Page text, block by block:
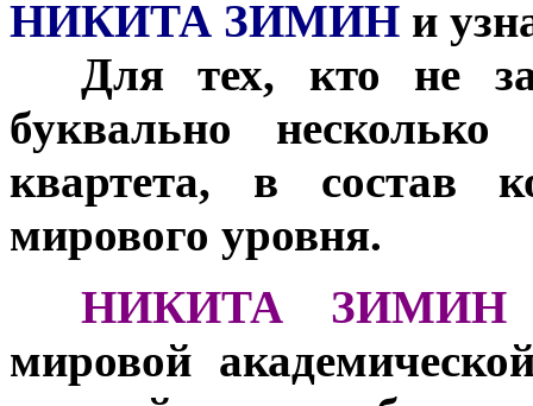
НИКИТА ЗИМИН и
Для тех, кто не
буквально
квартета, в состав
мирового уровня.
НИКИТА ЗИМИН
мировой